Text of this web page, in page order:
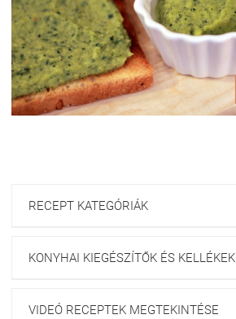
RECEPT KATEGÓRIÁK
KONYHAI KIEGÉSZÍTŐK ÉS KELLÉKEK
VIDEÓ RECEPTEK MEGTEKINTÉSE